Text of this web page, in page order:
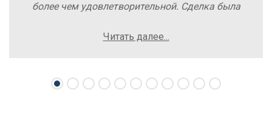
более чем удовлетворительной. Сделка была
осложнений. Рекомендую компанию Excavator
свою спецтехнику.
Читать далее...